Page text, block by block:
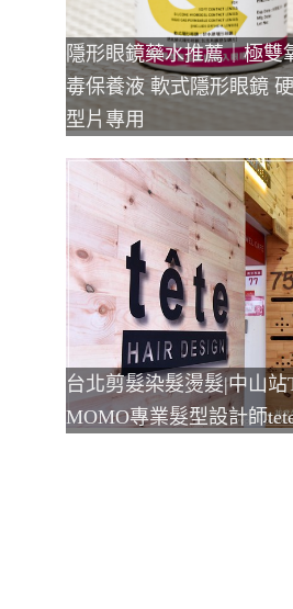
隱形眼鏡藥水推薦｜極雙
毒保養液 軟式隱形眼鏡
型片專用
台北剪髮染髮燙髮|中山站
MOMO專業髮型設計師